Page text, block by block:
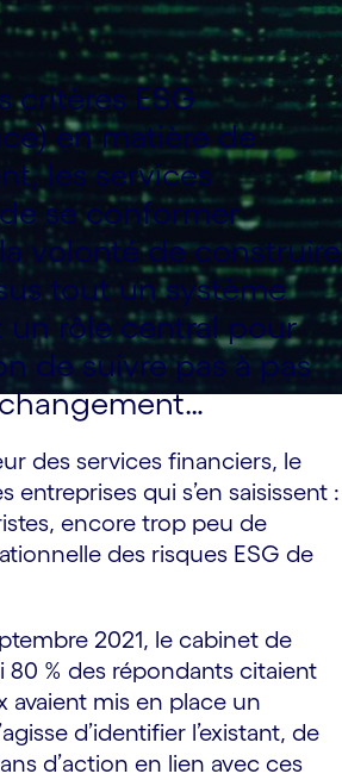
critères ESG
en matière de
les services
se conformer
volonté de construire
tout un système
rôle central pour
de suivre pas à pas
des services financiers, le
qui s’en saisissent :
encore trop peu de
des risques ESG de
2021, le cabinet de
% des répondants citaient
avaient mis en place un
d’identifier l’existant, de
d’action en lien avec ces